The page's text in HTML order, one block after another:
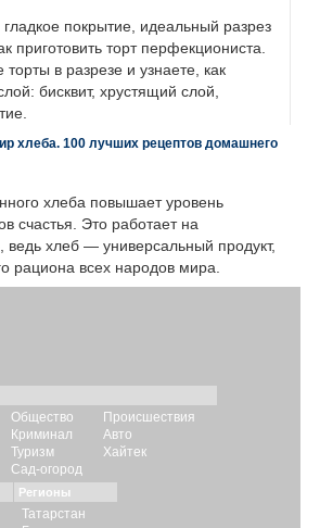
покрытие, идеальный разрез
приготовить торт перфекциониста.
в разрезе и узнаете, как
бисквит, хрустящий слой,
хлеба. 100 лучших рецептов домашнего
хлеба повышает уровень
счастья. Это работает на
ведь хлеб — универсальный продукт,
рациона всех народов мира.
Общество
Криминал
Туризм
Сад-огород
Происшествия
Авто
Хайтек
Регионы
Татарстан